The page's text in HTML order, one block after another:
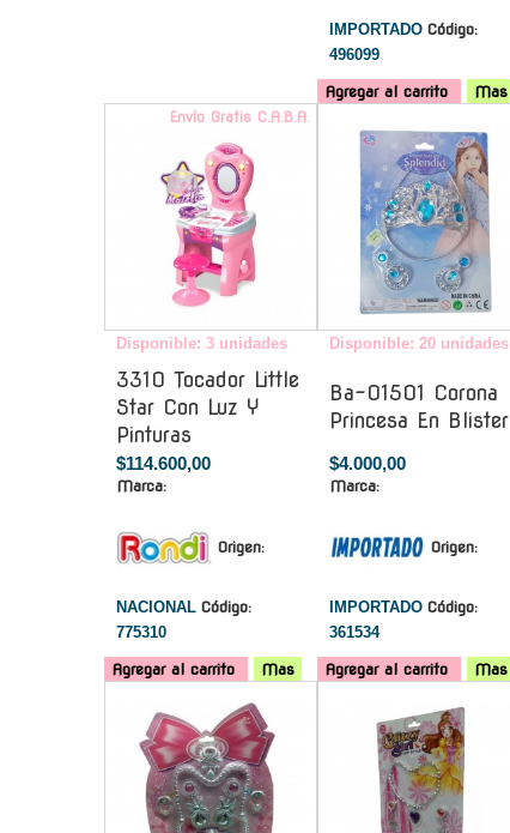
IMPORTADO Código:
496099
Agregar al carrito Mas
Envío Gratis C.A.B.A.
Disponible: 3 unidades
3310 Tocador Little
Star Con Luz Y
Pinturas
$114.600,00
Marca:
Origen:
NACIONAL Código:
775310
Agregar al carrito Mas
Disponible: 20 unidades
Ba-01501 Corona
Princesa En Blister
$4.000,00
Marca:
Origen:
IMPORTADO Código:
361534
Agregar al carrito Mas